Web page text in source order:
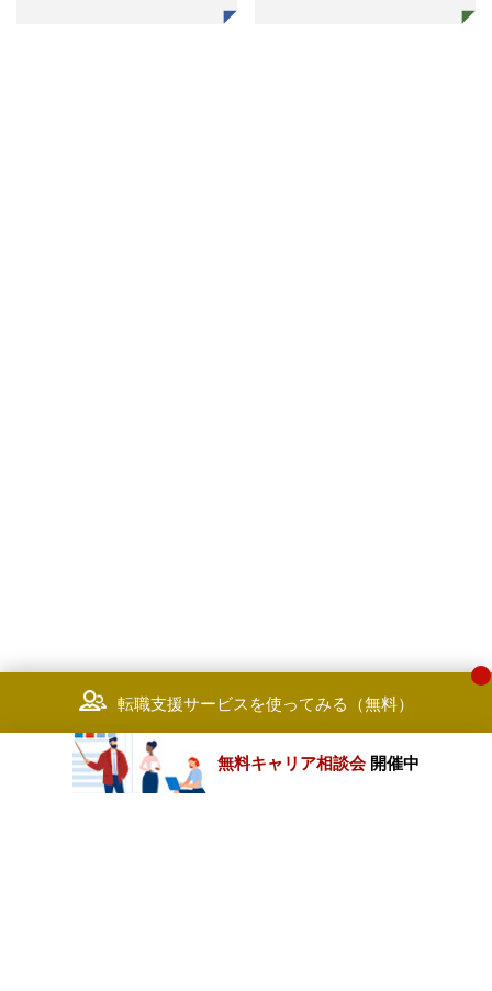
転職支援サービスを使ってみる（無料）
無料キャリア相談会 開催中